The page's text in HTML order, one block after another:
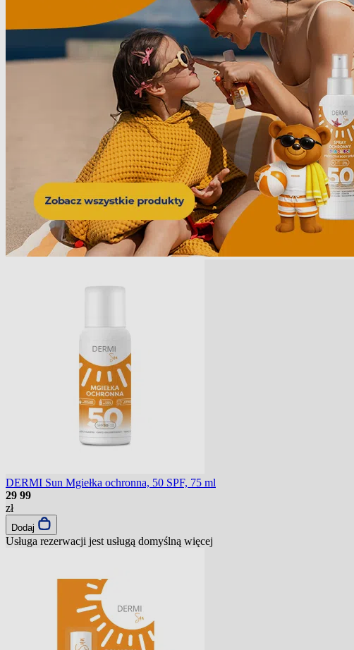
DERMI Sun Mgiełka ochronna, 50 SPF, 75 ml
29 99
zł
Dodaj
Usługa rezerwacji jest usługą domyślną więcej